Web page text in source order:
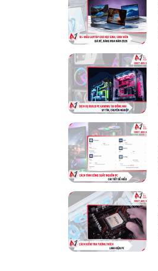
Tốc độ RAM tối
đa
PCI Express
Số lane PCIe
native
Chipset hỗ trợ
Công nghệ hỗ
trợ
Mở khóa ép
xung
Tản nhiệt đi
kèm
Tản nhiệt